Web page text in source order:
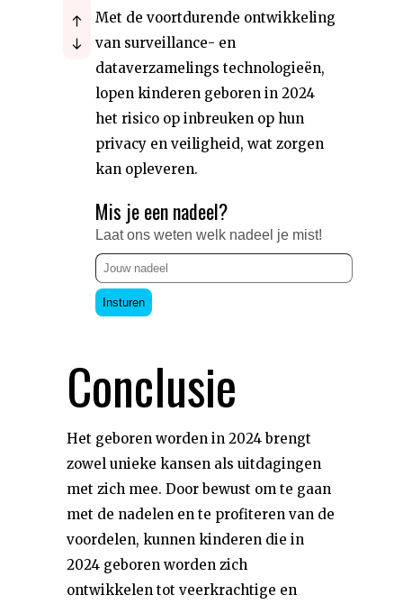
Met de voortdurende ontwikkeling
van surveillance- en
dataverzamelings technologieën,
lopen kinderen geboren in 2024
het risico op inbreuken op hun
privacy en veiligheid, wat zorgen
kan opleveren.
Mis je een nadeel?
Laat ons weten welk nadeel je mist!
Insturen
Conclusie
Het geboren worden in 2024 brengt
zowel unieke kansen als uitdagingen
met zich mee. Door bewust om te gaan
met de nadelen en te profiteren van de
voordelen, kunnen kinderen die in
2024 geboren worden zich
ontwikkelen tot veerkrachtige en